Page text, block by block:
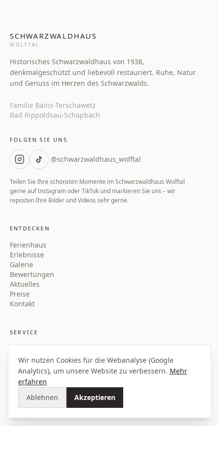
SCHWARZWALDHAUS
WOLFTAL
Historisches Schwarzwaldhaus von 1938,
denkmalgeschützt und liebevoll restauriert. Ruhe, Natur
und Genuss im Herzen des Schwarzwalds.
Familie Bains-Terschawetz
Bad Rippoldsau‑Schapbach
FOLGEN SIE UNS
@schwarzwaldhaus_wolftal
Teilen Sie Ihre schönsten Momente im Schwarzwaldhaus Wolftal
gerne auf Instagram oder TikTok und markieren Sie uns – wir
reposten Ihre Bilder und Videos sehr gerne.
ENTDECKEN
Ferienhaus
Erlebnisse
Galerie
Bewertungen
Aktuelles
Preise
Kontakt
SERVICE
Kontakt per E-Mail
Anfahrt & Kontakt
Karriere & Stellenanzeigen
Buchungen überMein Schwarzwaldhäusle GmbH
Wir nutzen Cookies für die Webanalyse (Google
Analytics), um unsere Website zu verbessern. Mehr
erfahren
Ablehnen
Akzeptieren